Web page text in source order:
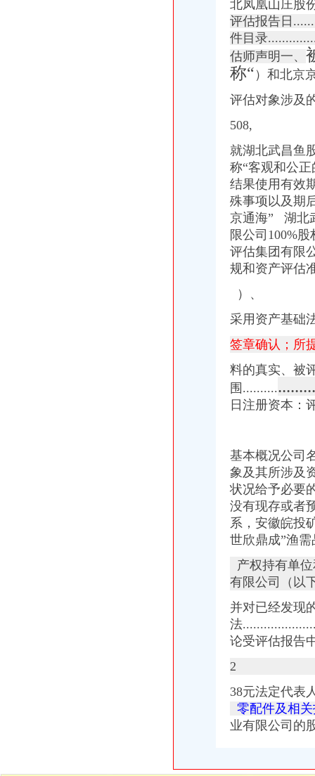
七星关区国税局2015年8月办理税务登记证况统计表_七星关区光
[收购]武昌鱼：拟非公开发行股份收购贵州黔锦矿业有限公司100%股权
湖北武昌鱼股份有限公司向定对象发行股份购买资产并募集配套资金
甘肃天水市麦积区五龙镇脱贫攻坚农村饮水改造提升工程招标公告-污
健帆生物：国浩律师（深圳）事务所关于公司申请次公开发行人民
代办注册变更年检注销,出具相关报告,便宜实在！-钱眼商机
通宝能源：发行股份购买资产暨关联交易预案_通宝能源（）_
安徽省人民网——中央第四环境保护督察组向我省转办的群众信访
重庆钢铁：重大资产购买并募集配套资金暨关联交易报告书摘要（草案
一照一码工商税务数据项比对需后续采集补录的税务登记信息.doc
重庆师范大学嵌入式系统开发实验仪邀请招标公告-重庆师范大学
新！赣州市章贡区小学学区划分出炉！你家孩子在哪上学？_搜狐教
重庆钢铁：东莞证券有限责任公司关于公司详式权益变动报告书之财务
重庆钢铁：东莞证券有限责任公司关于公司详式权益变动报告书之财务
中央第四环境保护督察组向我省转办的群众信访举报件及地方查处况
北凤凰山庄股
评估报告日
件目录
估师声明一、
称“ ）和北京
评估对象涉及
508,
就湖北武昌鱼
称“客观和公
结果使用有效
殊事项以及期
京通海” 湖北
限公司100%
评估集团有限
规和资产评估
）、
采用资产基础
签章确认；所
料的真实、被
围..........
日注册资本：
基本概况公司
象及其所涉及
状况给予必要
没有现存或者
系，安徽皖投
世欣鼎成”渔
产权持有单
有限公司（以
并对已经发现
法
论受评估报告
2
38元法定代表
零配件及相
业有限公司的